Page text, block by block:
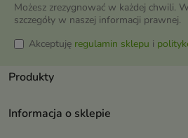
Możesz zrezygnować w każdej chwili.
szczegóły w naszej informacji prawnej.
Akceptuję regulamin sklepu i
Produkty
Informacja o sklepie